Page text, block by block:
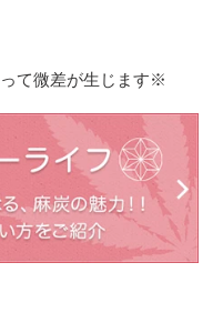
て微差が生じます※